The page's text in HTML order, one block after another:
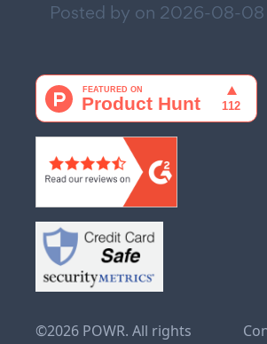
Posted by on 2026-08-08
©2026 POWR. All rights